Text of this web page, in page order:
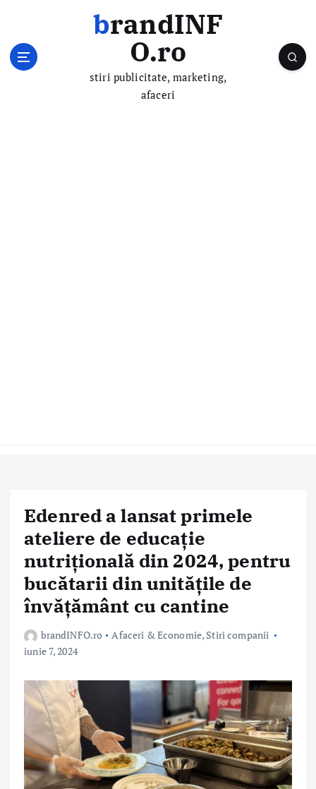
brandINF
O.ro
stiri publicitate, marketing,
afaceri
Edenred a lansat primele
ateliere de educație
nutrițională din 2024, pentru
bucătarii din unitățile de
învățământ cu cantine
brandINFO.ro Afaceri & Economie, Stiri companii
iunie 7, 2024